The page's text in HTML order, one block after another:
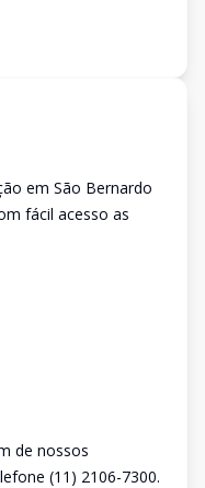
em São Bernardo
fácil acesso as
de nossos
(11) 2106-7300.